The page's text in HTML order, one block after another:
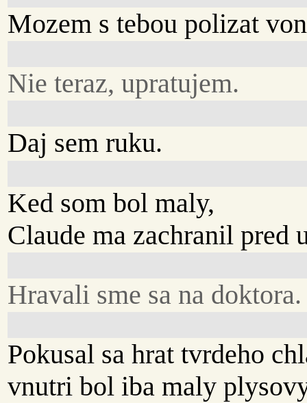
Mozem s tebou polizat
Nie teraz, upratujem.
Daj sem ruku.
Ked som bol maly,
Claude ma zachranil pred
Hravali sme sa na doktora.
Pokusal sa hrat tvrdeho
vnutri bol iba maly